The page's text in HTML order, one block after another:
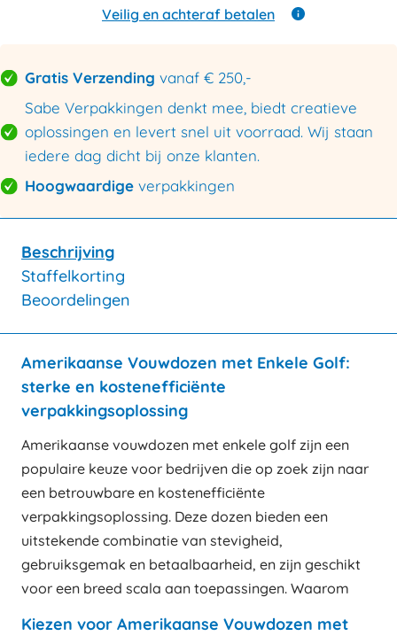
Veilig en achteraf betalen
Gratis Verzending vanaf € 250,-
Sabe Verpakkingen denkt mee, biedt creatieve
oplossingen en levert snel uit voorraad. Wij staan
iedere dag dicht bij onze klanten.
Hoogwaardige verpakkingen
Beschrijving
Staffelkorting
Beoordelingen
Amerikaanse Vouwdozen met Enkele Golf:
sterke en kostenefficiënte
verpakkingsoplossing
Amerikaanse vouwdozen met enkele golf zijn een
populaire keuze voor bedrijven die op zoek zijn naar
een betrouwbare en kostenefficiënte
verpakkingsoplossing. Deze dozen bieden een
uitstekende combinatie van stevigheid,
gebruiksgemak en betaalbaarheid, en zijn geschikt
voor een breed scala aan toepassingen. Waarom
Kiezen voor Amerikaanse Vouwdozen met